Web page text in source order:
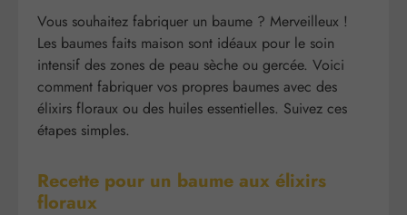
Vous souhaitez fabriquer un baume ? Merveilleux !
Les baumes faits maison sont idéaux pour le soin
intensif des zones de peau sèche ou gercée. Voici
comment fabriquer vos propres baumes avec des
élixirs floraux ou des huiles essentielles. Suivez ces
étapes simples.
Recette pour un baume aux élixirs
floraux